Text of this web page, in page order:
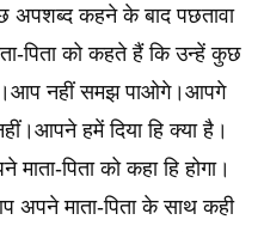
अपशब्द कहने के बाद पछतावा
पिता को कहते हैं कि उन्हें कुछ
नहीं समझ पाओगे।आपगे
हमें दिया हि क्या है।
पिता को कहा हि होगा।
अपने माता-पिता के साथ कही